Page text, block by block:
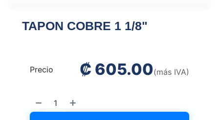
TAPON COBRE 1 1/8"
Precio ₡ 605.00(más IVA)